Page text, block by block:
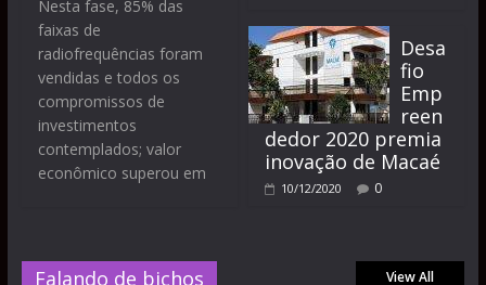
Nesta fase, 85% das
faixas de
radiofrequências foram
vendidas e todos os
compromissos de
investimentos
contemplados; valor
econômico superou em
Desa
fio
Emp
reen
dedor 2020 premia
inovação de Macaé
10/12/2020 0
Falando de bichos View All